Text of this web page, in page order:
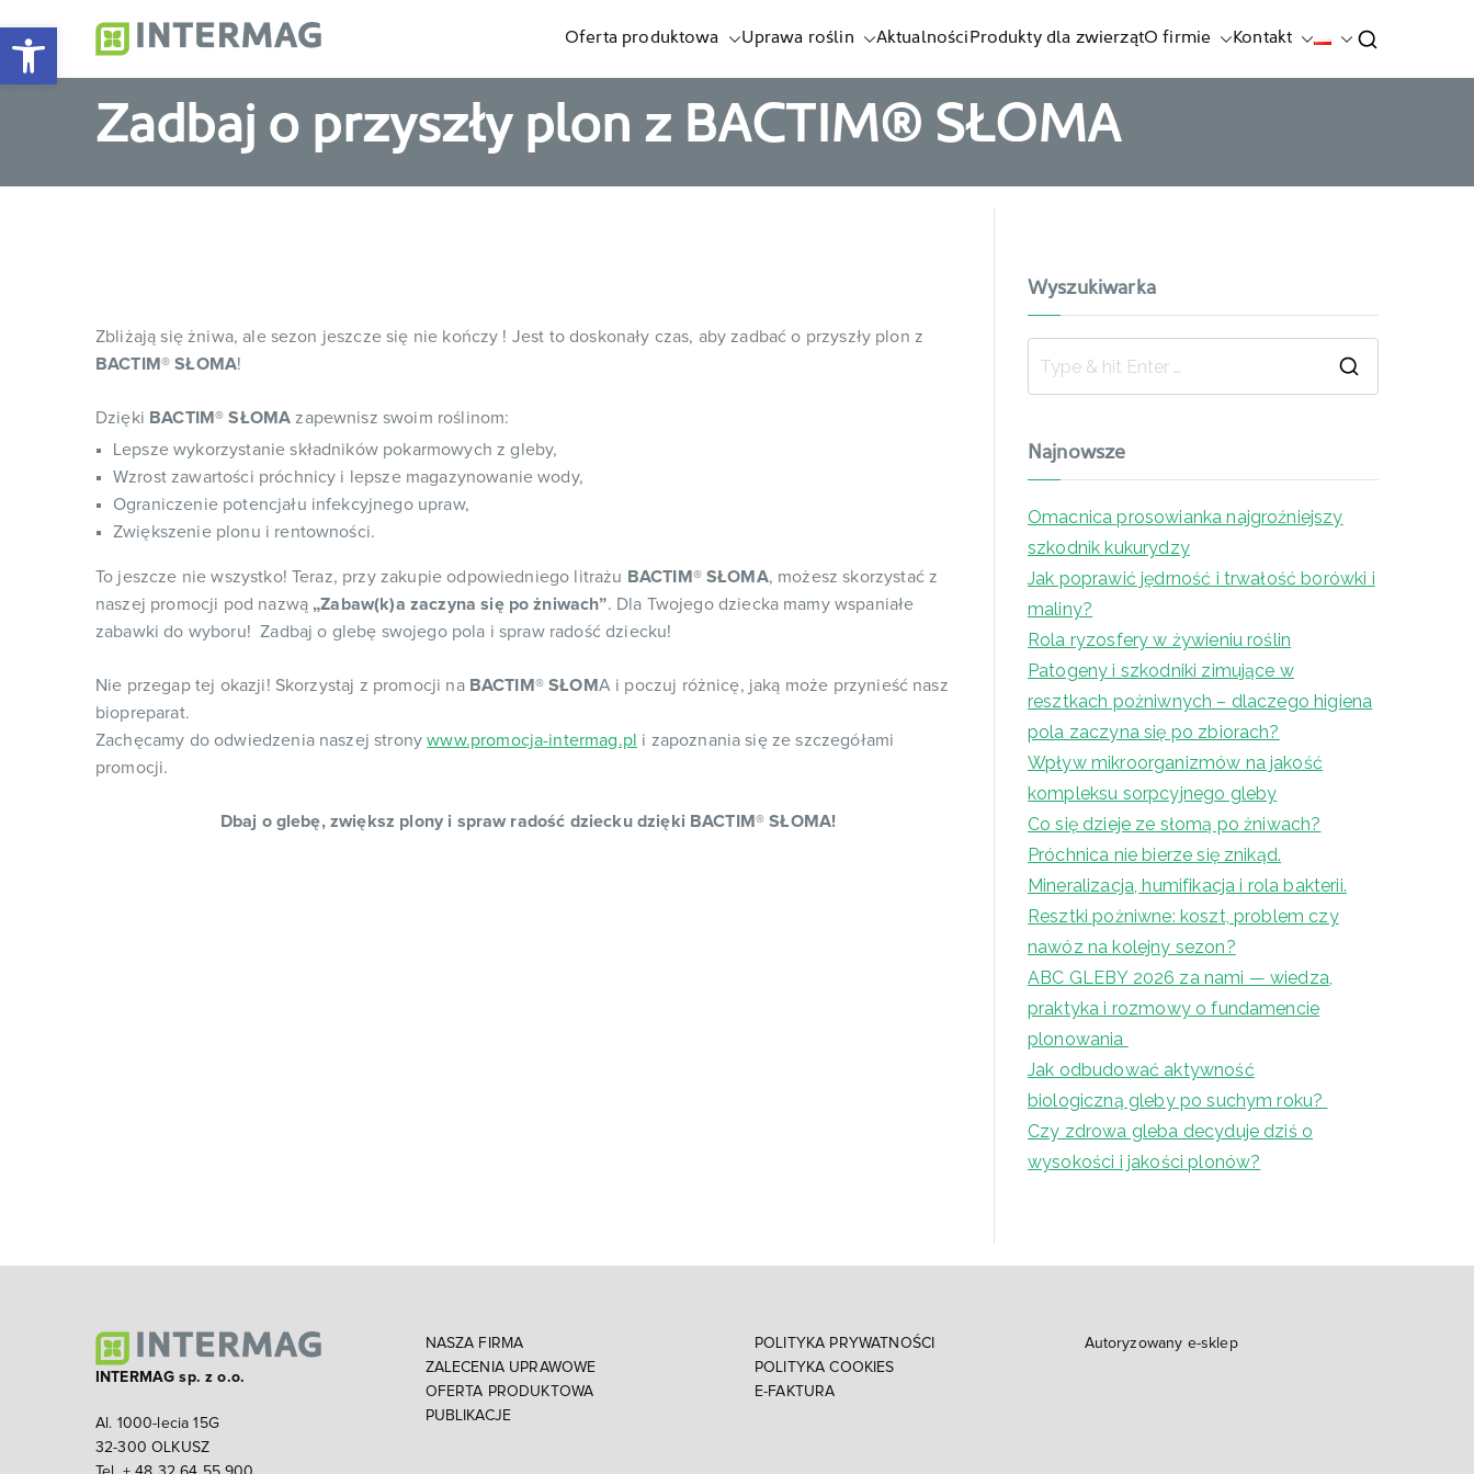
Otwórz pasek narzędziProducent nawozów dolistnych i biostymulatorów
Oferta produktowa Uprawa roślin Aktualności Produkty dla zwierzątO firmie Kontakt
Zadbaj o przyszły plon z BACTIM® SŁOMA
Zbliżają się żniwa, ale sezon jeszcze się nie kończy ! Jest to doskonały czas, aby zadbać o przyszły plon z
BACTIM® SŁOMA!
Dzięki BACTIM® SŁOMA zapewnisz swoim roślinom:
Lepsze wykorzystanie składników pokarmowych z gleby,
Wzrost zawartości próchnicy i lepsze magazynowanie wody,
Ograniczenie potencjału infekcyjnego upraw,
Zwiększenie plonu i rentowności.
To jeszcze nie wszystko! Teraz, przy zakupie odpowiedniego litrażu BACTIM® SŁOMA, możesz skorzystać z
naszej promocji pod nazwą „Zabaw(k)a zaczyna się po żniwach”. Dla Twojego dziecka mamy wspaniałe
zabawki do wyboru! Zadbaj o glebę swojego pola i spraw radość dziecku!
Nie przegap tej okazji! Skorzystaj z promocji na BACTIM® SŁOMA i poczuj różnicę, jaką może przynieść nasz
biopreparat.
Zachęcamy do odwiedzenia naszej stronywww.promocja-intermag.pl i zapoznania się ze szczegółami
promocji.
Dbaj o glebę, zwiększ plony i spraw radość dziecku dzięki BACTIM® SŁOMA!
Wyszukiwarka
Najnowsze
Omacnica prosowianka najgroźniejszy
szkodnik kukurydzy
Jak poprawić jędrność i trwałość borówki i
maliny?
Rola ryzosfery w żywieniu roślin
Patogeny i szkodniki zimujące w
resztkach pożniwnych – dlaczego higiena
pola zaczyna się po zbiorach?
Wpływ mikroorganizmów na jakość
kompleksu sorpcyjnego gleby
Co się dzieje ze słomą po żniwach?
Próchnica nie bierze się znikąd.
Mineralizacja, humifikacja i rola bakterii.
Resztki pożniwne: koszt, problem czy
nawóz na kolejny sezon?
ABC GLEBY 2026 za nami — wiedza,
praktyka i rozmowy o fundamencie
plonowania
Jak odbudować aktywność
biologiczną gleby po suchym roku?
Czy zdrowa gleba decyduje dziś o
wysokości i jakości plonów?
INTERMAG sp. z o.o.
Al. 1000-lecia 15G
32-300 OLKUSZ
NASZA FIRMA
ZALECENIA UPRAWOWE
OFERTA PRODUKTOWA
PUBLIKACJE
POLITYKA PRYWATNOŚCI
POLITYKA COOKIES
E-FAKTURA
Autoryzowany e-sklep